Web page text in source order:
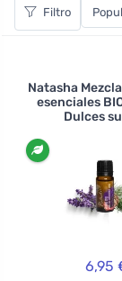
aroma o un
propio efecto,
necesidades!
el estado de
congestión
vigor. Todos
natural, pero
ejemplo,
directo, así
Filtro
Natasha
esenciales
Dulces
6,95